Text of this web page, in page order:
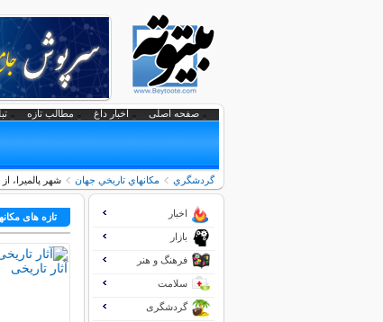
صفحه اصلی اخبار داغ مطالب تازه
گردشگري مكانهاي تاريخي جهان شهر پالمیرا،
تازه های اخبار
بازار
فرهنگ و هنر
سلامت
گردشگری